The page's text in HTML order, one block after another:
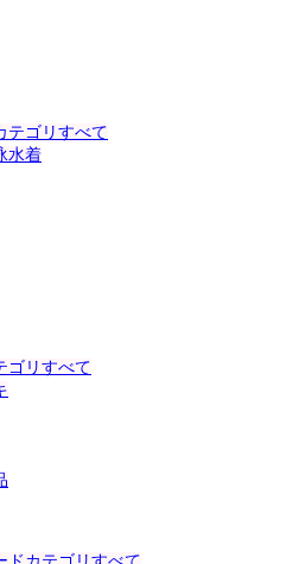
テゴリすべて
水着
ゴリすべて